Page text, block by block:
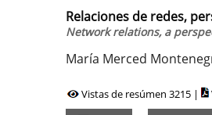
Relaciones de redes,
Network relations, a
María Merced
Vistas de resúmen 3215 |